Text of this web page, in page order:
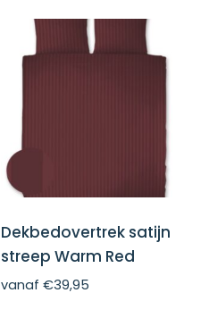
Dekbedovertrek satijn
streep Warm Red
vanaf €39,95